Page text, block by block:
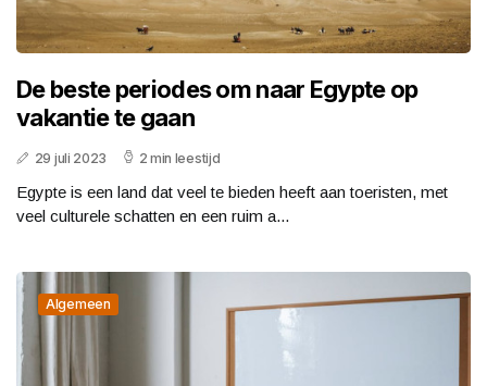
De beste periodes om naar Egypte op
vakantie te gaan
29 juli 2023 2 min leestijd
Egypte is een land dat veel te bieden heeft aan toeristen, met
veel culturele schatten en een ruim a...
Algemeen